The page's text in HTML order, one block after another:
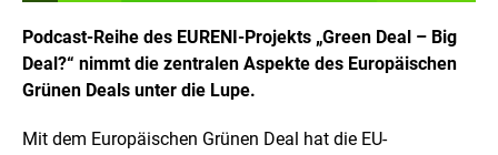
f
f
n
e
B
a
t
i
Podcast-Reihe des EURENI-Projekts „Green Deal – Big
Deal?“ nimmt die zentralen Aspekte des Europäischen
Grünen Deals unter die Lupe.
Mit dem Europäischen Grünen Deal hat die EU-